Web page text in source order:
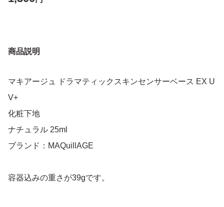
商品説明
マキアージュ ドラマティックスキンセンサーベース EX U
V+
化粧下地
ナチュラル 25ml
ブランド：MAQuillAGE
容器込みの重さが39gです。